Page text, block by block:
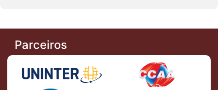
Parceiros